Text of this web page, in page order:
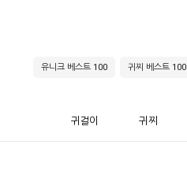
유니크 베스트 100 귀찌 베스트 100
귀걸이 귀찌